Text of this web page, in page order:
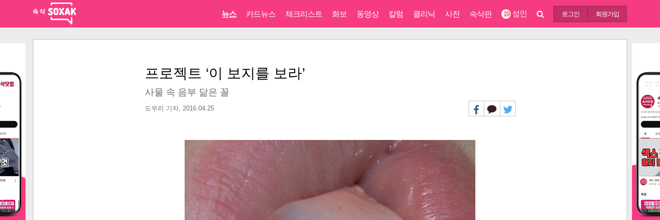
뉴스 카드뉴스 체크리스트 화보 동영상 칼럼 클리닉 사전 속삭판 19 성인 로그인 회원가입
프로젝트 ‘이 보지를 보라’
사물 속 음부 닮은 꼴
도우리 기자, 2016.04.25